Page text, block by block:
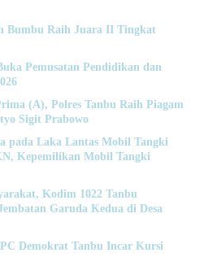
Bumbu Raih Juara II Tingkat
Pemusatan Pendidikan dan
(A), Polres Tanbu Raih Piagam
Sigit Prabowo
pada Laka Lantas Mobil Tangki
Kepemilikan Mobil Tangki
Kodim 1022 Tanbu
Garuda Kedua di Desa
Demokrat Tanbu Incar Kursi